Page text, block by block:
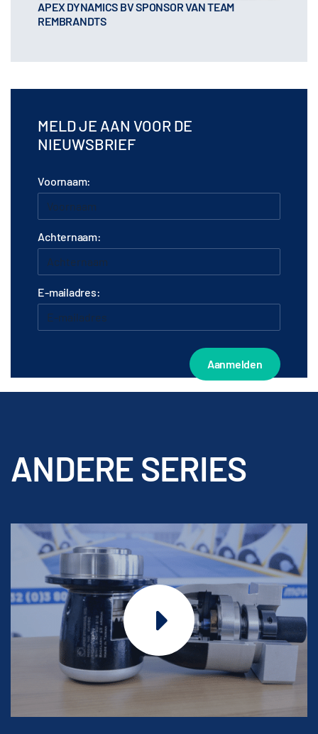
APEX DYNAMICS BV SPONSOR VAN TEAM
REMBRANDTS
MELD JE AAN VOOR DE
NIEUWSBRIEF
Voornaam:
Achternaam:
E-mailadres:
ANDERE SERIES